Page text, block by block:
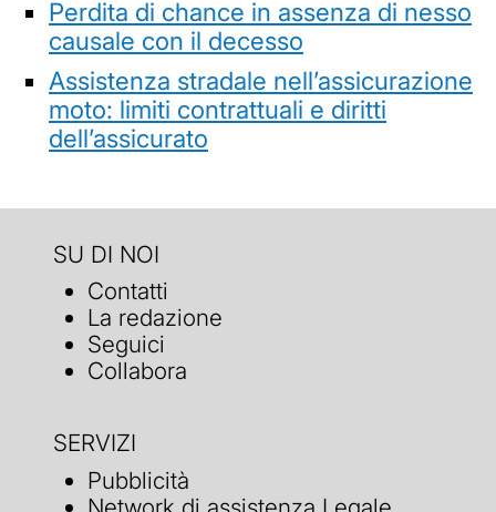
Perdita di chance in assenza di nesso
causale con il decesso
Assistenza stradale nell’assicurazione
moto: limiti contrattuali e diritti
dell’assicurato
SU DI NOI
Contatti
La redazione
Seguici
Collabora
SERVIZI
Pubblicità